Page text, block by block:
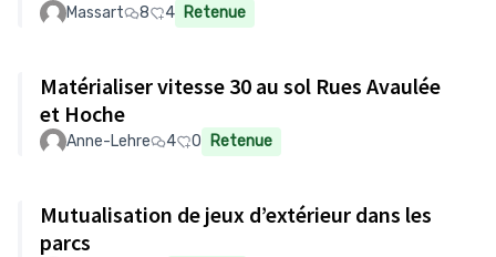
Massart 8 4 Retenue
Matérialiser vitesse 30 au sol Rues Avaulée
et Hoche
Anne-Lehre 4 0 Retenue
Mutualisation de jeux d’extérieur dans les
parcs